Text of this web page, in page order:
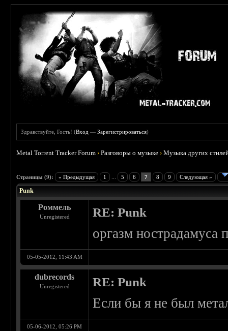
Здравствуйте, Гость! (Вход —Зарегистрироваться)
Metal Torrent Tracker Forum ›Разговоры о музыке ›Музыка других
Страницы (9): « Предыдущая 1 5 6 7 8 9 Следующая »
Punk
Роммель
Unregistered RE: Punk
оргазм нострадамуса
05-05-2012, 11:43 AM
dubrecords
Unregistered RE: Punk
Если бы я не был
05-06-2012, 05:26 PM